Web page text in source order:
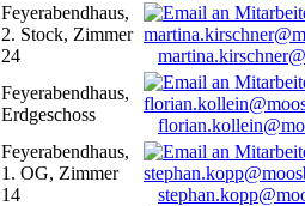
Feyerabendhaus,
2. Stock, Zimmer
24
Feyerabendhaus,
Erdgeschoss
Feyerabendhaus,
1. OG, Zimmer
14